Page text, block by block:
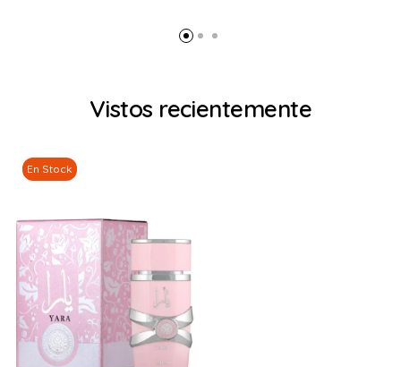
$ 180.000.
$ 161.900.
Vistos recientemente
En Stock